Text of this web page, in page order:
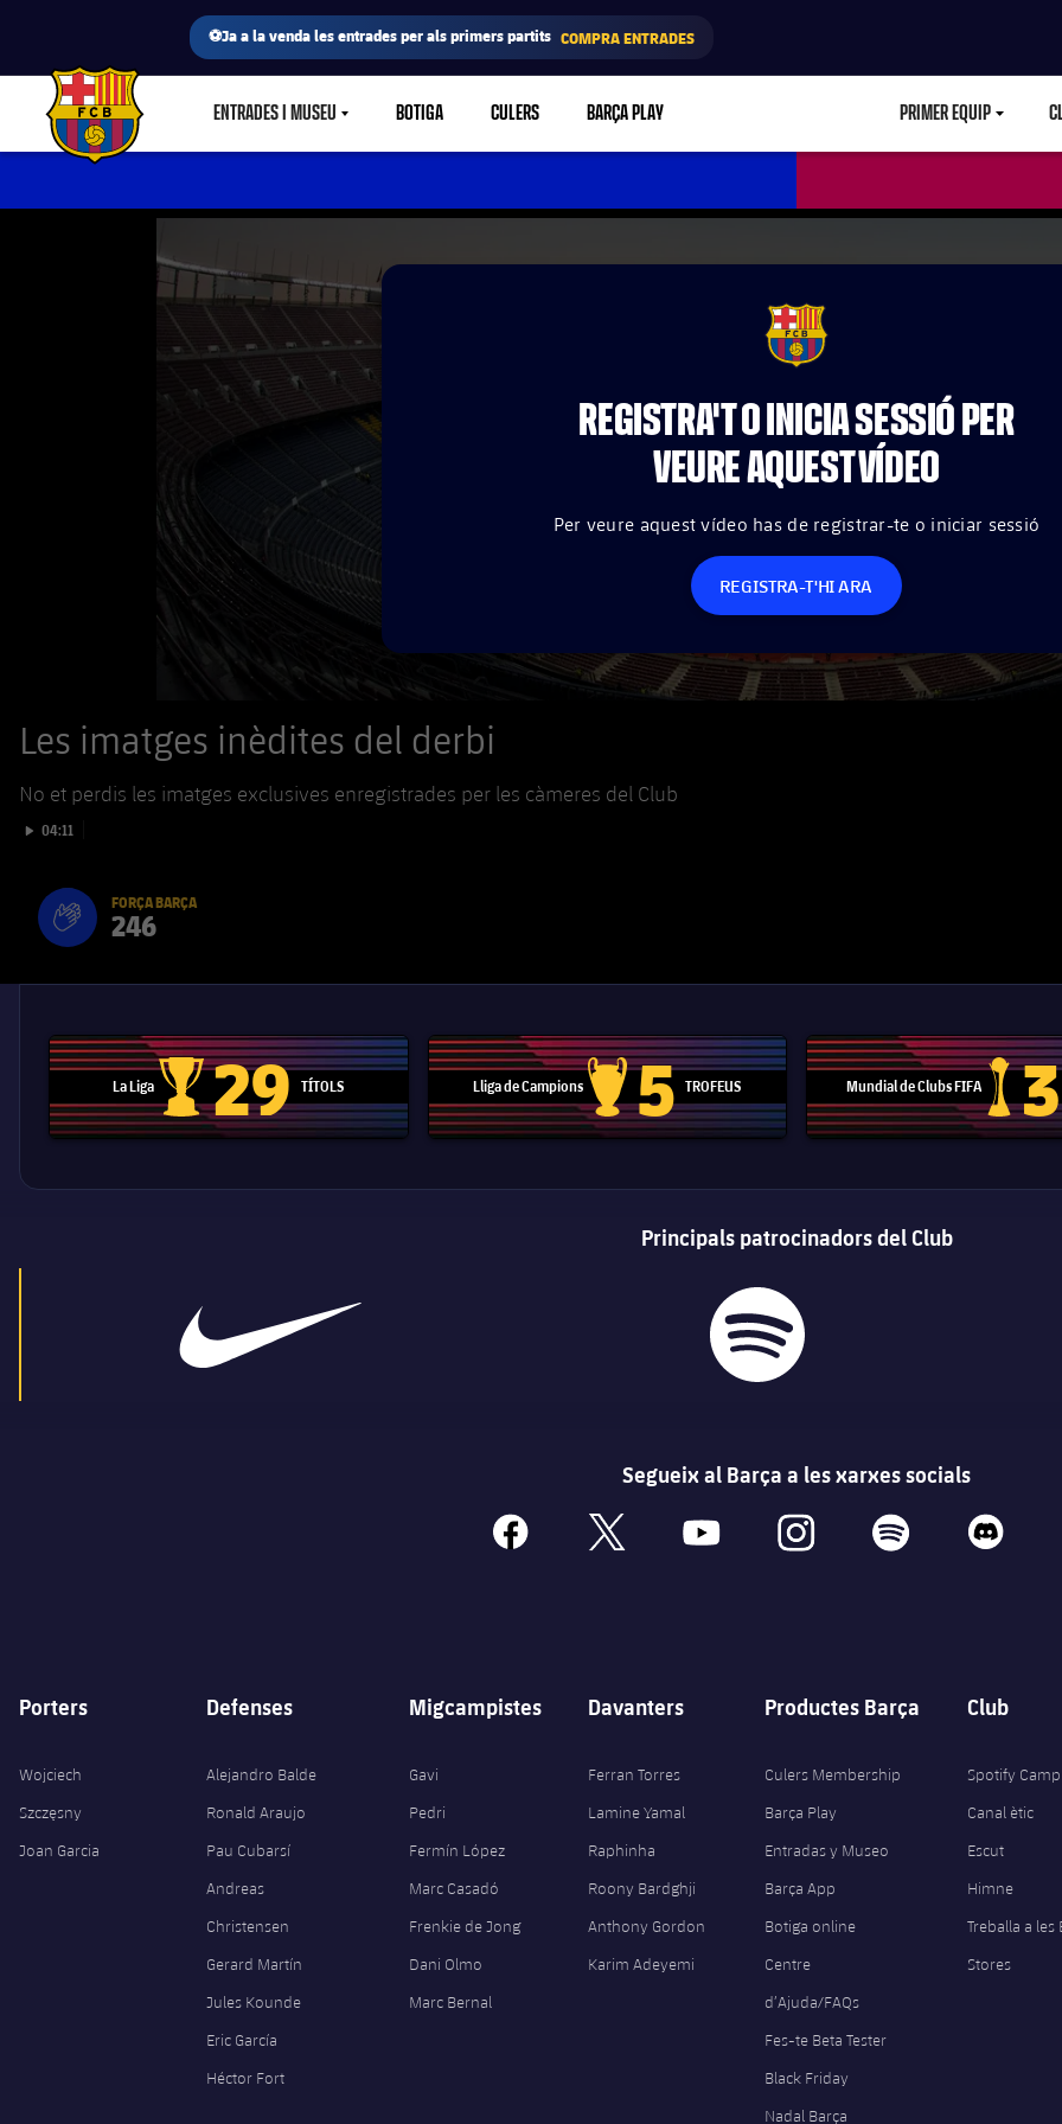
⚽Ja a la venda les entrades per als primers partits COMPRA ENTRADES
FC Barcelona club badge ENTRADES I MUSEULABEL.SHARE.CARETDOWN
BOTIGA CULERS BARÇA PLAY PRIMER EQUIP
FCB Barcelona badge
REGISTRA'T O INICIA SESSIÓ PER
VEURE AQUEST VÍDEO
Per veure aquest vídeo has de registrar-te o iniciar sessió
REGISTRA-T'HI ARA
Les imatges inèdites del derbi
No et perdis les imatges exclusives enregistrades per les càmeres del Club
Iniciar video
04:11
Força Barça
label.aria.forcabarca
FORÇA BARÇA
label.aria.fire
246
La Liga
Trofeu de la Liga
29 TÍTOLS Lliga de Campions
Trofeu de la Lliga de Campions
5 TROFEUS Mundial de Clubs FIFA
Trofeu3
Principals patrocinadors del Club
Segueix al Barça a les xarxes socials
facebook x youtube instagram spotify discord
Porters
Wojciech
Szczęsny
Joan Garcia
Defenses
Alejandro Balde
Ronald Araujo
Pau Cubarsí
Andreas
Christensen
Gerard Martín
Jules Kounde
Eric García
Héctor Fort
Migcampistes
Gavi
Pedri
Fermín López
Marc Casadó
Frenkie de Jong
Dani Olmo
Marc Bernal
Davanters
Ferran Torres
Lamine Yamal
Raphinha
Roony Bardghji
Anthony Gordon
Karim Adeyemi
Productes Barça
Culers Membership
Barça Play
Entradas y Museo
Barça App
Botiga online
Centre
d’Ajuda/FAQs
Fes-te Beta Tester
Black Friday
Nadal Barça
Club
Spotify
Canal ètic
Escut
Himne
Treballa a les
Stores